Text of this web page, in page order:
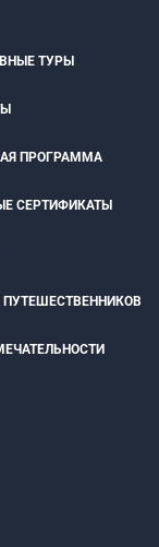
ТУРЫ
ПРОГРАММА
СЕРТИФИКАТЫ
ПУТЕШЕСТВЕННИКОВ